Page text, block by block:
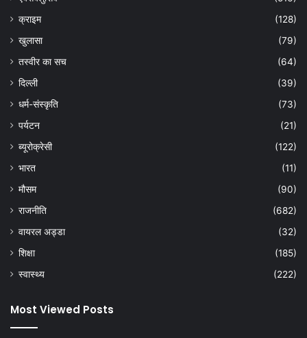
क्राइम
(128)
खुलासा
(79)
तस्वीर का सच
(64)
दिल्ली
(39)
धर्म-संस्कृति
(73)
पर्यटन
(21)
ब्यूरोक्रेसी
(122)
भारत
(11)
मौसम
(90)
राजनीति
(682)
वायरल अड्डा
(32)
शिक्षा
(185)
स्वास्थ्य
(222)
Most Viewed Posts